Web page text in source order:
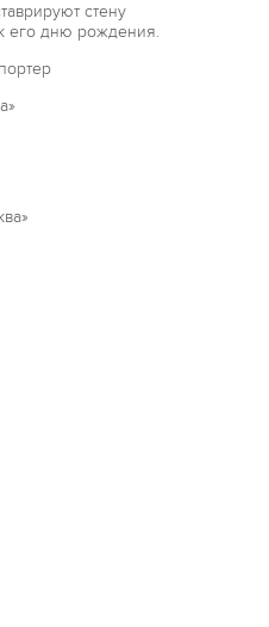
стену
его дню рождения.